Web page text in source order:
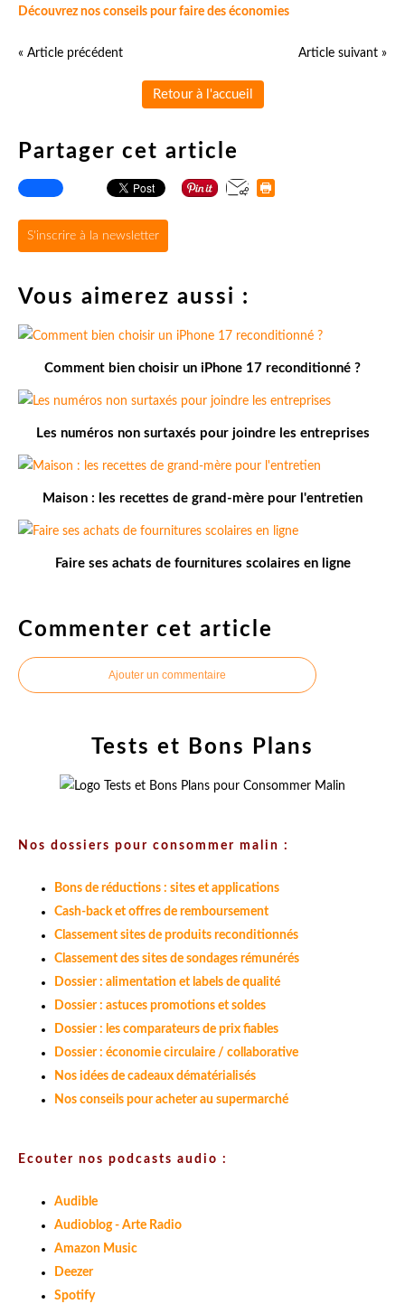
Découvrez nos conseils pour faire des économies
« Article précédent Article suivant »
Retour à l'accueil
Partager cet article
S'inscrire à la newsletter
Vous aimerez aussi :
Comment bien choisir un iPhone 17 reconditionné ?
Les numéros non surtaxés pour joindre les entreprises
Maison : les recettes de grand-mère pour l'entretien
Faire ses achats de fournitures scolaires en ligne
Commenter cet article
Ajouter un commentaire
Tests et Bons Plans
Nos dossiers pour consommer malin :
Bons de réductions : sites et applications
Cash-back et offres de remboursement
Classement sites de produits reconditionnés
Classement des sites de sondages rémunérés
Dossier : alimentation et labels de qualité
Dossier : astuces promotions et soldes
Dossier : les comparateurs de prix fiables
Dossier : économie circulaire / collaborative
Nos idées de cadeaux dématérialisés
Nos conseils pour acheter au supermarché
Ecouter nos podcasts audio :
Audible
Audioblog - Arte Radio
Amazon Music
Deezer
Spotify